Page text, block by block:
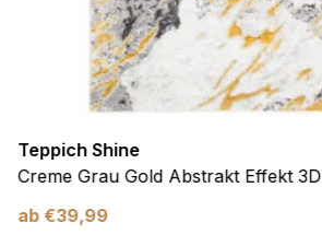
Teppich Shine
Creme Grau Gold Abstrakt Effekt 3D
ab €39,99